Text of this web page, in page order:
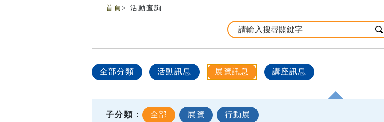
::: 首頁 > 活動查詢
全部分類 活動訊息 展覽訊息 講座訊息
子分類： 全部 展覽 行動展